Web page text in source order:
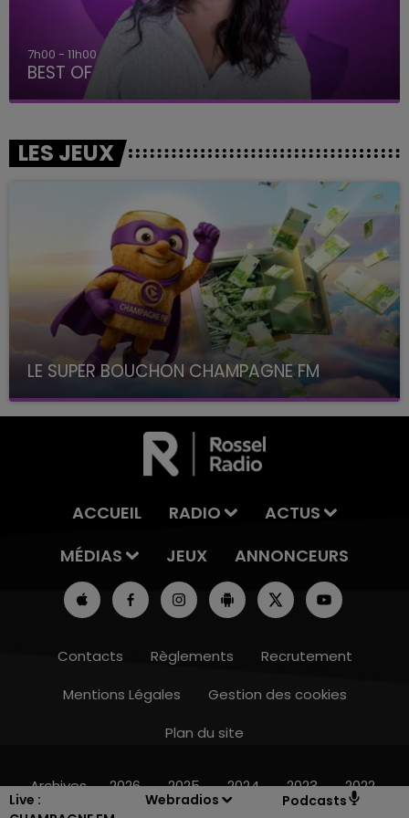
Live :
Webradios Podcasts
16h00 - 20h00
7h00 - 11h00
BEST OF
LES JEUX
LE SUPER BOUCHON CHAMPAGNE FM
avec La Famille Champagne FM, à 8H10
ACCUEIL RADIO
ACTUS
MÉDIAS
JEUX ANNONCEURS
Contacts Règlements
Recrutement
Mentions Légales
Gestion des cookies
Plan du site
Archives 2026 2025 2024 2023 2022